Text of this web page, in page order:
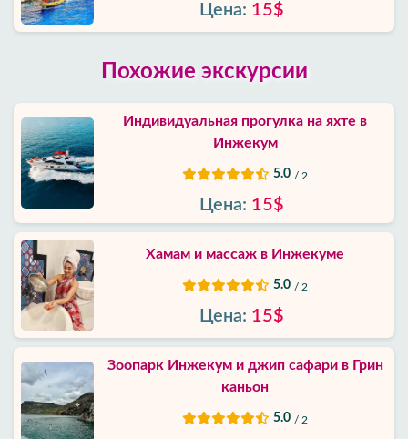
Цена: 15$
Похожие экскурсии
Индивидуальная прогулка на яхте в
Инжекум
5.0 / 2
Цена: 15$
Хамам и массаж в Инжекуме
5.0 / 2
Цена: 15$
Зоопарк Инжекум и джип сафари в Грин
каньон
5.0 / 2